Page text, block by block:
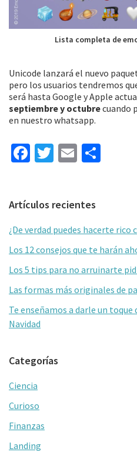
Lista completa de
Unicode lanzará el nuevo
pero los usuarios tendremos
será hasta Google y Apple
septiembre y octubrecuando
en nuestro whatsapp.
Fa
o
o
k
T
er
E
l
ar
tir
Barra
lateral
primaria
Artículos recientes
¿De verdad puedes hacerte rico
Los 12 consejos que te harán
Los 5 tips para no arruinarte
Las formas más originales de
Te enseñamos a darle un
Navidad
Categorías
Ciencia
Curioso
Finanzas
Landing